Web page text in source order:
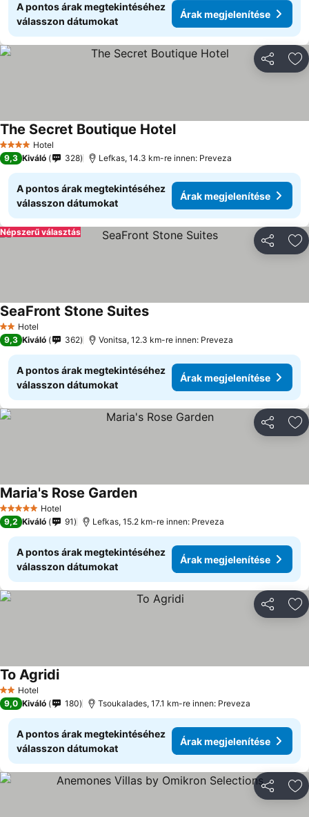
A pontos árak megtekintéséhez
válasszon dátumokat
Árak megjelenítése
4 KategóriaHotel
The Secret Boutique Hotel
9,3 Kiváló 328 Lefkas, 14.3 km-re innen: Preveza
A pontos árak megtekintéséhez
válasszon dátumokat
Árak megjelenítése
Népszerű választás
2 Kategória
Hotel
SeaFront Stone Suites
9,3 Kiváló 362 Vonitsa, 12.3 km-re innen: Preveza
A pontos árak megtekintéséhez
válasszon dátumokat
Árak megjelenítése
5 KategóriaHotel
Maria's Rose Garden
9,2 Kiváló 91 Lefkas, 15.2 km-re innen: Preveza
A pontos árak megtekintéséhez
válasszon dátumokat
Árak megjelenítése
2 Kategória
Hotel
To Agridi
9,0 Kiváló 180 Tsoukalades, 17.1 km-re innen: Preveza
A pontos árak megtekintéséhez
válasszon dátumokat
Árak megjelenítése